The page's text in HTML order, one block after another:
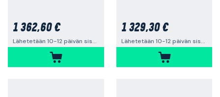
1 362,60 €
Lähetetään 10-12 päivän sisällä
1 329,30 €
Lähetetään 10-12 päivän sisällä